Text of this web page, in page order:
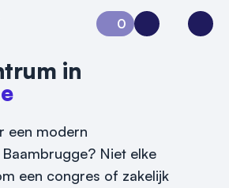
0
Aanvraag 0Inloggen
in
een modern
Niet elke
een congres of zakelijk